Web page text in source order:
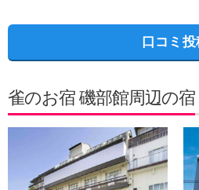
口コミ投
雀のお宿 磯部館周辺の宿